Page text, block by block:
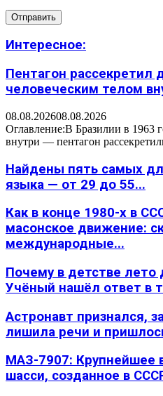
Интересное:
Пентагон рассекретил
человеческим телом
08.08.202608.08.2026
Оглавление:В Бразилии в 1963
внутри — пентагон
Найдены пять самых
языка — от 29 до 55...
Как в конце 1980-х в
масонское движение:
международные...
Почему в детстве лето
Учёный нашёл ответ в
Астронавт признался,
лишила речи и
МАЗ-7907: Крупнейшее
шасси, созданное в